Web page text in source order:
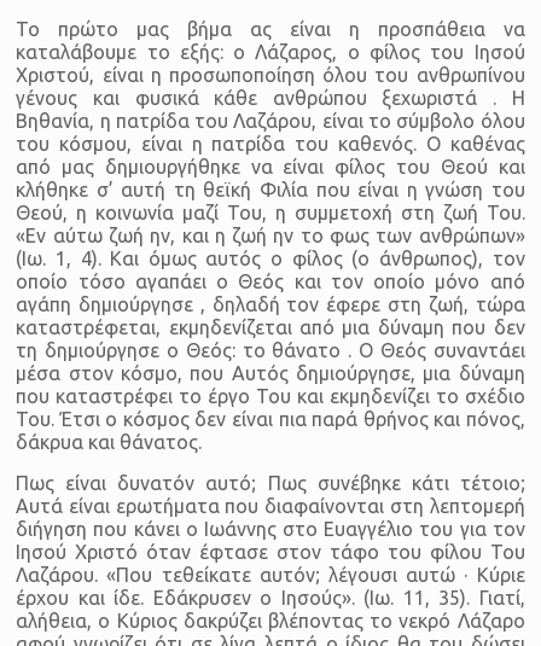
Το πρώτο μας βήμα ας είναι η προσπάθεια να
καταλάβουμε το εξής: ο Λάζαρος, ο φίλος του Ιησού
Χριστού, είναι η προσωποποίηση όλου του ανθρωπίνου
γένους και φυσικά κάθε ανθρώπου ξεχωριστά . Η
Βηθανία, η πατρίδα του Λαζάρου, είναι το σύμβολο όλου
του κόσμου, είναι η πατρίδα του καθενός. Ο καθένας
από μας δημιουργήθηκε να είναι φίλος του Θεού και
κλήθηκε σ’ αυτή τη θεϊκή Φιλία που είναι η γνώση του
Θεού, η κοινωνία μαζί Του, η συμμετοχή στη ζωή Του.
«Εν αύτω ζωή ην, και η ζωή ην το φως των ανθρώπων»
(Ιω. 1, 4). Και όμως αυτός ο φίλος (ο άνθρωπος), τον
οποίο τόσο αγαπάει ο Θεός και τον οποίο μόνο από
αγάπη δημιούργησε , δηλαδή τον έφερε στη ζωή, τώρα
καταστρέφεται, εκμηδενίζεται από μια δύναμη που δεν
τη δημιούργησε ο Θεός: το θάνατο . Ο Θεός συναντάει
μέσα στον κόσμο, που Αυτός δημιούργησε, μια δύναμη
που καταστρέφει το έργο Του και εκμηδενίζει το σχέδιο
Του. Έτσι ο κόσμος δεν είναι πια παρά θρήνος και πόνος,
δάκρυα και θάνατος.
Πως είναι δυνατόν αυτό; Πως συνέβηκε κάτι τέτοιο;
Αυτά είναι ερωτήματα που διαφαίνονται στη λεπτομερή
διήγηση που κάνει ο Ιωάννης στο Ευαγγέλιο του για τον
Ιησού Χριστό όταν έφτασε στον τάφο του φίλου Του
Λαζάρου. «Που τεθείκατε αυτόν; λέγουσι αυτώ · Κύριε
έρχου και ίδε. Εδάκρυσεν ο Ιησούς». (Ιω. 11, 35). Γιατί,
αλήθεια, ο Κύριος δακρύζει βλέποντας το νεκρό Λάζαρο